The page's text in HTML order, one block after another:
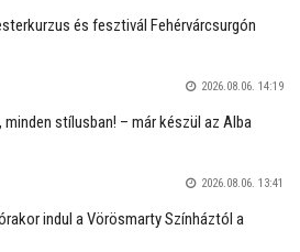
és fesztivál Fehérvárcsurgón
2026.08.06. 14:19
stílusban! – már készül az Alba
2026.08.06. 13:41
indul a Vörösmarty Színháztól a